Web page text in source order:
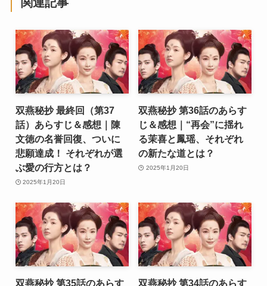
双燕秘抄 最終回（第37
話）あらすじ＆感想｜陳
文徳の名誉回復、ついに
悲願達成！ それぞれが選
ぶ愛の行方とは？
2025年1月20日
双燕秘抄 第36話のあらす
じ＆感想｜“再会”に揺れ
る茉喜と鳳瑶、それぞれ
の新たな道とは？
2025年1月20日
双燕秘抄 第35話のあらす
双燕秘抄 第34話のあらす